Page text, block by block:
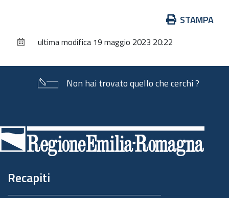
documento
STAMPA
ultima modifica 19 maggio 2023 20:22
Non hai trovato quello che cerchi ?
di
pagina
Recapiti